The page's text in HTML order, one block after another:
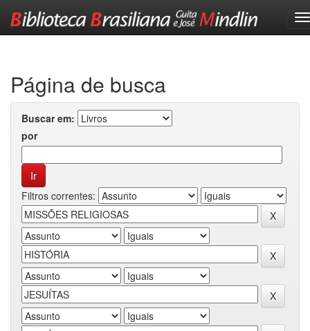
Página de busca
Buscar em:
por
Filtros correntes: